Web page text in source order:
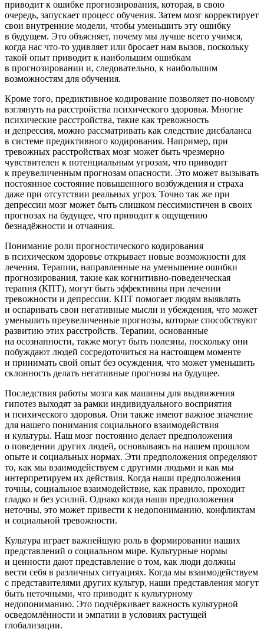
приводит к ошибке прогнозирования, которая, в свою
очередь, запускает процесс обучения. Затем мозг корректирует
свои внутренние модели, чтобы уменьшить эту ошибку
в будущем. Это объясняет, почему мы лучше всего учимся,
когда нас что-то удивляет или бросает нам вызов, поскольку
такой опыт приводит к наибольшим ошибкам
в прогнозировании и, следовательно, к наибольшим
возможностям для обучения.
Кроме того, предиктивное кодирование позволяет по-новому
взглянуть на расстройства психического здоровья. Многие
психические расстройства, такие как тревожность
и депрессия, можно рассматривать как следствие дисбаланса
в системе предиктивного кодирования. Например, при
тревожных расстройствах мозг может быть чрезмерно
чувствителен к потенциальным угрозам, что приводит
к преувеличенным прогнозам опасности. Это может вызывать
постоянное состояние повышенного возбуждения и страха
даже при отсутствии реальных угроз. Точно так же при
депрессии мозг может быть слишком пессимистичен в своих
прогнозах на будущее, что приводит к ощущению
безнадёжности и отчаяния.
Понимание роли прогностического кодирования
в психическом здоровье открывает новые возможности для
лечения. Терапии, направленные на уменьшение ошибки
прогнозирования, такие как когнитивно-поведенческая
терапия (КПТ), могут быть эффективны при лечении
тревожности и депрессии. КПТ помогает людям выявлять
и оспаривать свои негативные мысли и убеждения, что может
уменьшить преувеличенные прогнозы, которые способствуют
развитию этих расстройств. Терапии, основанные
на осознанности, также могут быть полезны, поскольку они
побуждают людей сосредоточиться на настоящем моменте
и принимать свой опыт без осуждения, что может уменьшить
склонность делать негативные прогнозы на будущее.
Последствия работы мозга как машины для выдвижения
гипотез выходят за рамки индивидуального восприятия
и психического здоровья. Они также имеют важное значение
для нашего понимания социального взаимодействия
и культуры. Наш мозг постоянно делает предположения
о поведении других людей, основываясь на нашем прошлом
опыте и социальных нормах. Эти предположения определяют
то, как мы взаимодействуем с другими людьми и как мы
интерпретируем их действия. Когда наши предположения
точны, социальное взаимодействие, как правило, проходит
гладко и без усилий. Однако когда наши предположения
неточны, это может привести к недопониманию, конфликтам
и социальной тревожности.
Культура играет важнейшую роль в формировании наших
представлений о социальном мире. Культурные нормы
и ценности дают представление о том, как люди должны
вести себя в различных ситуациях. Когда мы взаимодействуем
с представителями других культур, наши представления могут
быть неточными, что приводит к культурному
недопониманию. Это подчёркивает важность культурной
осведомлённости и эмпатии в условиях растущей
глобализации.